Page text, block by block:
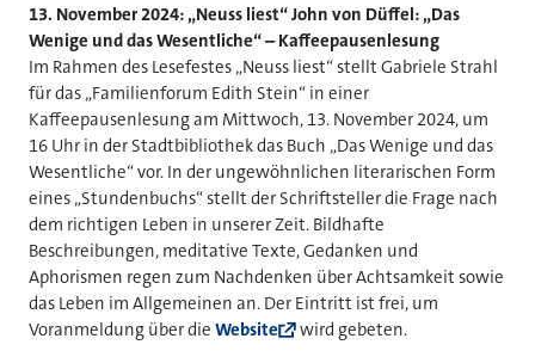
13. November 2024: „Neuss liest“ John von Düffel: „Das
Wenige und das Wesentliche“ – Kaffeepausenlesung
Im Rahmen des Lesefestes „Neuss liest“ stellt Gabriele Strahl
für das „Familienforum Edith Stein“ in einer
Kaffeepausenlesung am Mittwoch, 13. November 2024, um
16 Uhr in der Stadtbibliothek das Buch „Das Wenige und das
Wesentliche“ vor. In der ungewöhnlichen literarischen Form
eines „Stundenbuchs“ stellt der Schriftsteller die Frage nach
dem richtigen Leben in unserer Zeit. Bildhafte
Beschreibungen, meditative Texte, Gedanken und
Aphorismen regen zum Nachdenken über Achtsamkeit sowie
das Leben im Allgemeinen an. Der Eintritt ist frei, um
Voranmeldung über die Website wird gebeten.